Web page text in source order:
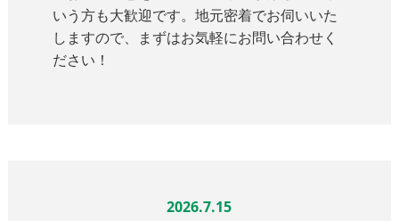
いう方も大歓迎です。地元密着でお伺いいた
しますので、まずはお気軽にお問い合わせく
ださい！
2026.7.15